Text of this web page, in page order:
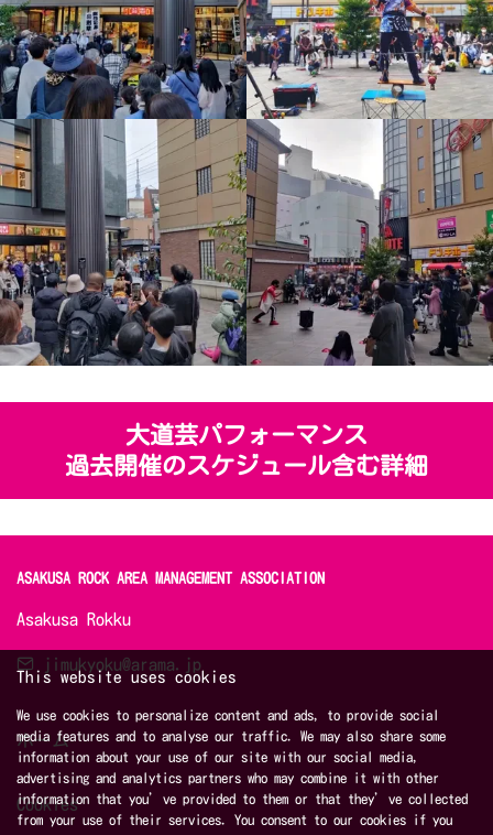
大道芸パフォーマンス
過去開催のスケジュール含む詳細
ASAKUSA ROCK AREA MANAGEMENT ASSOCIATION
Asakusa Rokku
jimukyoku@arama.jp
ホーム
Cookies
This website uses cookies
We use cookies to personalize content and ads, to provide social
media features and to analyse our traffic. We may also share some
information about your use of our site with our social media,
advertising and analytics partners who may combine it with other
information that you’ve provided to them or that they’ve collected
from your use of their services. You consent to our cookies if you